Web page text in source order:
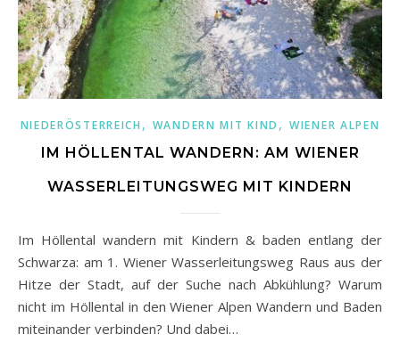
NIEDERÖSTERREICH , WANDERN MIT KIND , WIENER ALPEN
IM HÖLLENTAL WANDERN: AM WIENER
WASSERLEITUNGSWEG MIT KINDERN
Im Höllental wandern mit Kindern & baden entlang der
Schwarza: am 1. Wiener Wasserleitungsweg Raus aus der
Hitze der Stadt, auf der Suche nach Abkühlung? Warum
nicht im Höllental in den Wiener Alpen Wandern und Baden
miteinander verbinden? Und dabei…